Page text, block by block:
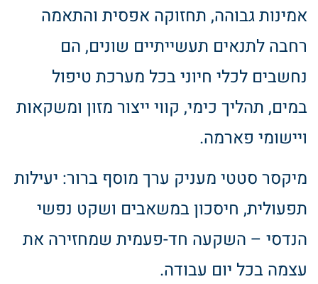
אמינות גבוהה, תחזוקה אפסית והתאמה
רחבה לתנאים תעשייתיים שונים, הם
נחשבים לכלי חיוני בכל מערכת טיפול
במים, תהליך כימי, קווי ייצור מזון ומשקאות
ויישומי פארמה.
מיקסר סטטי מעניק ערך מוסף ברור: יעילות
תפעולית, חיסכון במשאבים ושקט נפשי
הנדסי – השקעה חד-פעמית שמחזירה את
עצמה בכל יום עבודה.